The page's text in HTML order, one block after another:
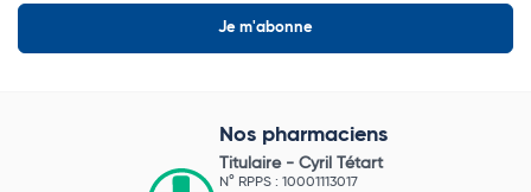
Nos pharmaciens
Titulaire - Cyril Tétart
N° RPPS : 10001113017